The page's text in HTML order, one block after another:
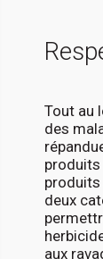
Tout au
des
produits
produits
deux
aux